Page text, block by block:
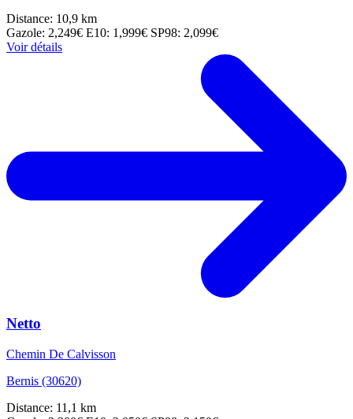
Distance: 10,9 km
Gazole: 2,249€ E10: 1,999€ SP98: 2,099€
Voir détails
Netto
Chemin De Calvisson
Bernis (30620)
Distance: 11,1 km